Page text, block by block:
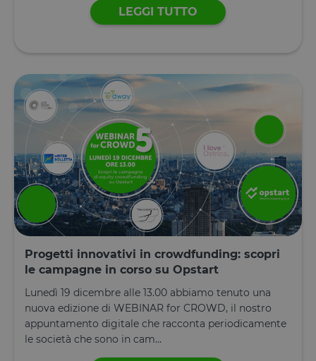
LEGGI TUTTO
Progetti innovativi in crowdfunding: scopri
le campagne in corso su Opstart
Lunedì 19 dicembre alle 13.00 abbiamo tenuto una
nuova edizione di WEBINAR for CROWD, il nostro
appuntamento digitale che racconta periodicamente
le società che sono in cam...